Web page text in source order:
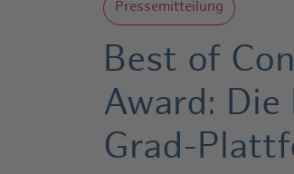
Pressemitteilung
Best of
Award: Die
Grad-